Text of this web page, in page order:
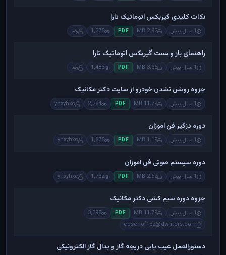
نکات کلیدی گیربکس اتوماتیک تارا
1 سال پیش 2.82 MB
PDF
1,375 رضا
راهنمای باز و بست گیربکس اتوماتیک تارا
1 سال پیش 3.35 MB
PDF
1,483 رضا
جزوه روشن نشدن خودرو از سایت دکتر مکانیک
1 سال پیش 11.79 MB
PDF
2,284
yhxyhxc
دوره دزگیر فن اموزان
1 سال پیش 1.19 MB
PDF
1,875
yhxyhxc
دوره سیستم صوتی فن اموزان
1 سال پیش 2.62 MB
PDF
1,732
yhxyhxc
جزوه دوره سیم کشی دکتر مکانیک
1 سال پیش 11.79 MB
PDF
3,395
cosehof132@dwriters.com
دستورالعمل عیب یابی دریچه گاز و پدال گاز الکترونیکی